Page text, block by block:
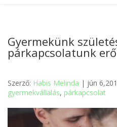
Gyermekünk
párkapcsolatunk
Szerző: Habis Melinda | jún
gyermekvállalás, párkapcsolat